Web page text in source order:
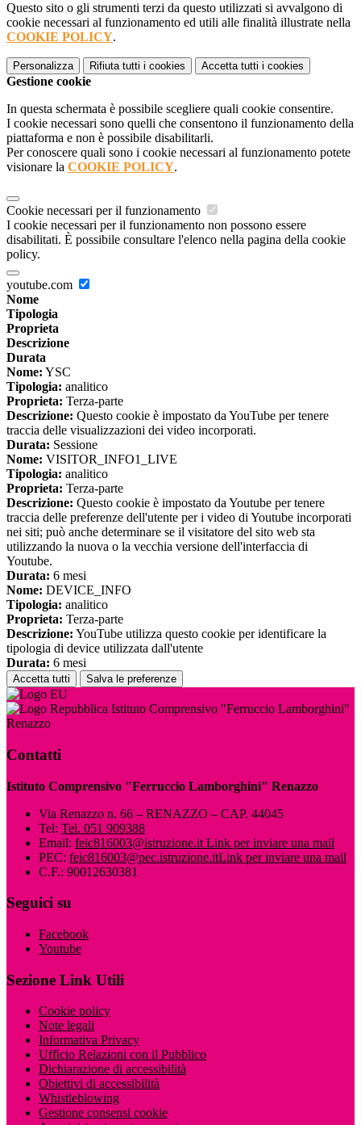
Questo sito o gli strumenti terzi da questo utilizzati si avvalgono di
cookie necessari al funzionamento ed utili alle finalità illustrate nella
COOKIE POLICY.
Personalizza Rifiuta tutti i cookies Accetta tutti i cookies
Gestione cookie
In questa schermata è possibile scegliere quali cookie consentire.
I cookie necessari sono quelli che consentono il funzionamento della
piattaforma e non è possibile disabilitarli.
Per conoscere quali sono i cookie necessari al funzionamento potete
visionare la COOKIE POLICY.
Cookie necessari per il funzionamento
I cookie necessari per il funzionamento non possono essere
disabilitati. È possibile consultare l'elenco nella pagina della cookie
policy.
youtube.com
Nome
Tipologia
Proprieta
Descrizione
Durata
Nome: YSC
Tipologia: analitico
Proprieta: Terza-parte
Descrizione: Questo cookie è impostato da YouTube per tenere
traccia delle visualizzazioni dei video incorporati.
Durata: Sessione
Nome: VISITOR_INFO1_LIVE
Tipologia: analitico
Proprieta: Terza-parte
Descrizione: Questo cookie è impostato da Youtube per tenere
traccia delle preferenze dell'utente per i video di Youtube incorporati
nei siti; può anche determinare se il visitatore del sito web sta
utilizzando la nuova o la vecchia versione dell'interfaccia di
Youtube.
Durata: 6 mesi
Nome: DEVICE_INFO
Tipologia: analitico
Proprieta: Terza-parte
Descrizione: YouTube utilizza questo cookie per identificare la
tipologia di device utilizzata dall'utente
Durata: 6 mesi
Accetta tutti Salva le preferenze
Istituto Comprensivo "Ferruccio Lamborghini"
Renazzo
Contatti
Istituto Comprensivo "Ferruccio Lamborghini" Renazzo
Via Renazzo n. 66 – RENAZZO – CAP. 44045
Tel: Tel. 051 909388
Email: feic816003@istruzione.it Link per inviare una mail
PEC: feic816003@pec.istruzione.itLink per inviare una mail
C.F.: 90012630381
Seguici su
Facebook
Youtube
Sezione Link Utili
Cookie policy
Note legali
Informativa Privacy
Ufficio Relazioni con il Pubblico
Dichiarazione di accessibilità
Obiettivi di accessibilità
Whistleblowing
Gestione consensi cookie